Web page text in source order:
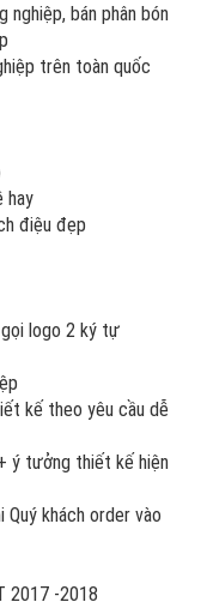
bán phân bón
trên toàn quốc
hay
điệu đẹp
gọi logo 2 ký tự
kế theo yêu cầu dễ
ý tưởng thiết kế hiện
khách order vào
2017 -2018